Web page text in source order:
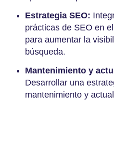
Estrategia SEO:
prácticas de SEO en
para aumentar la
búsqueda.
Mantenimiento y
Desarrollar una
mantenimiento y